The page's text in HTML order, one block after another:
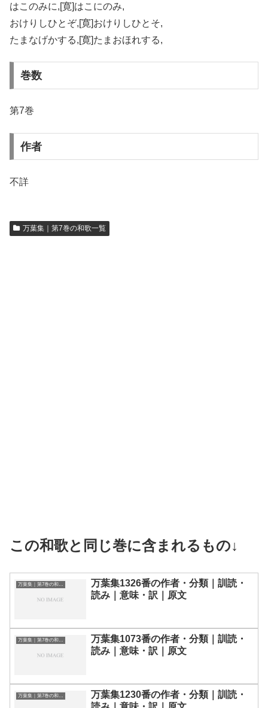
はこのみに,[寛]はこにのみ,
おけりしひとぞ,[寛]おけりしひとそ,
たまなげかする,[寛]たまおほれする,
巻数
第7巻
作者
不詳
万葉集｜第7巻の和歌一覧
この和歌と同じ巻に含まれるもの↓
万葉集1326番の作者・分類｜訓読・
読み｜意味・訳｜原文
万葉集｜第7巻の和歌一覧
万葉集1073番の作者・分類｜訓読・
読み｜意味・訳｜原文
万葉集｜第7巻の和歌一覧
万葉集1230番の作者・分類｜訓読・